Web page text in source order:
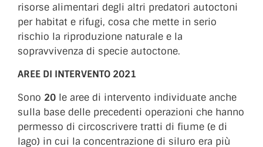
risorse alimentari degli altri predatori autoctoni
per habitat e rifugi, cosa che mette in serio
rischio la riproduzione naturale e la
sopravvivenza di specie autoctone.
AREE DI INTERVENTO 2021
Sono 20 le aree di intervento individuate anche
sulla base delle precedenti operazioni che hanno
permesso di circoscrivere tratti di fiume (e di
lago) in cui la concentrazione di siluro era più